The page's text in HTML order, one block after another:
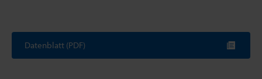
Datenblatt (PDF)